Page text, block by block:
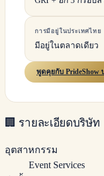
การมีอยู่ในประเทศไทย
มีอยู่ในตลาดเดียว
พูดคุยกับ PrideShow
🏢 รายละเอียดบริษัท
อุตสาหกรรม
Event Services